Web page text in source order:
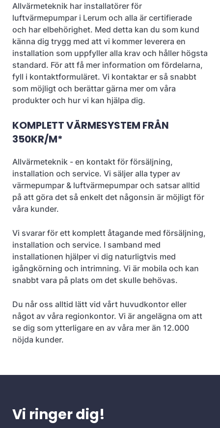
Allvärmeteknik har installatörer för
luftvärmepumpar i Lerum och alla är certifierade
och har elbehörighet. Med detta kan du som kund
känna dig trygg med att vi kommer leverera en
installation som uppfyller alla krav och håller högsta
standard. För att få mer information om fördelarna,
fyll i kontaktformuläret. Vi kontaktar er så snabbt
som möjligt och berättar gärna mer om våra
produkter och hur vi kan hjälpa dig.
KOMPLETT VÄRMESYSTEM FRÅN
350KR/M*
Allvärmeteknik - en kontakt för försäljning,
installation och service. Vi säljer alla typer av
värmepumpar & luftvärmepumpar och satsar alltid
på att göra det så enkelt det någonsin är möjligt för
våra kunder.
Vi svarar för ett komplett åtagande med försäljning,
installation och service. I samband med
installationen hjälper vi dig naturligtvis med
igångkörning och intrimning. Vi är mobila och kan
snabbt vara på plats om det skulle behövas.
Du når oss alltid lätt vid vårt huvudkontor eller
något av våra regionkontor. Vi är angelägna om att
se dig som ytterligare en av våra mer än 12.000
nöjda kunder.
Vi ringer dig!